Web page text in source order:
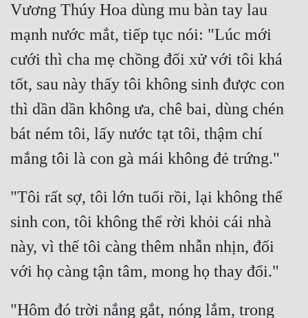
Vương Thúy Hoa dùng mu bàn tay lau
mạnh nước mắt, tiếp tục nói: "Lúc mới
cưới thì cha mẹ chồng đối xử với tôi khá
tốt, sau này thấy tôi không sinh được con
thì dần dần không ưa, chê bai, dùng chén
bát ném tôi, lấy nước tạt tôi, thậm chí
"Tôi rất sợ, tôi lớn tuổi rồi, lại không thể
sinh con, tôi không thể rời khỏi cái nhà
này, vì thế tôi càng thêm nhẫn nhịn, đối
"Hôm đó trời nắng gắt, nóng lắm, trong